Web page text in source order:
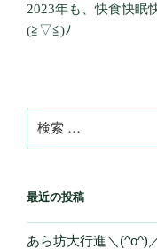
2023年も、快食快眠
(≧▽≦)ﾉ
検
索:
最近の投稿
あら坊大行進＼(^o^)